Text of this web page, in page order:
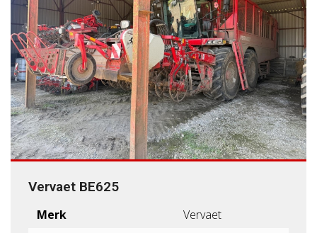
Vervaet BE625
Merk
Vervaet